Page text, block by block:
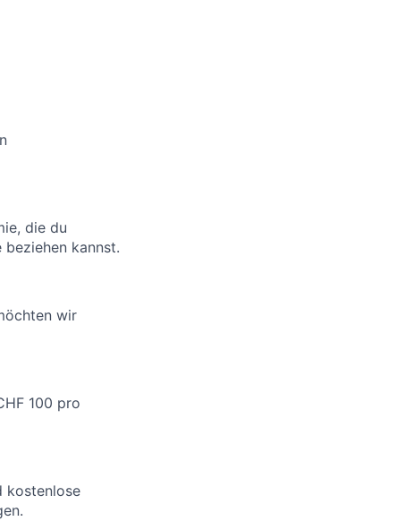
die du
beziehen kannst.
wir
100 pro
kostenlose